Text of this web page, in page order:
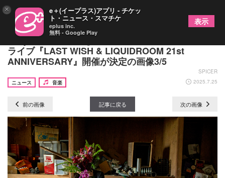
envy×world's end girlfriend×bachoのスリーマン
ライブ『LAST WISH & LIQUIDROOM 21st
ANNIVERSARY』開催が決定の画像3/5
SPICER
ニュース
音楽 2025.7.25
前の画像 記事に戻る 次の画像
× e＋(イープラス)アプリ - チケッ
ト・ニュース・スマチケ
eplus inc.
無料 - Google Play
表示